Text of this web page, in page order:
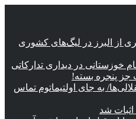
از البرز در لیگ‌های کشوری
خوزستانی در دیداری تدارکاتی
جز پنجره بسته!
به جای اولتیماتوم تماس
شد